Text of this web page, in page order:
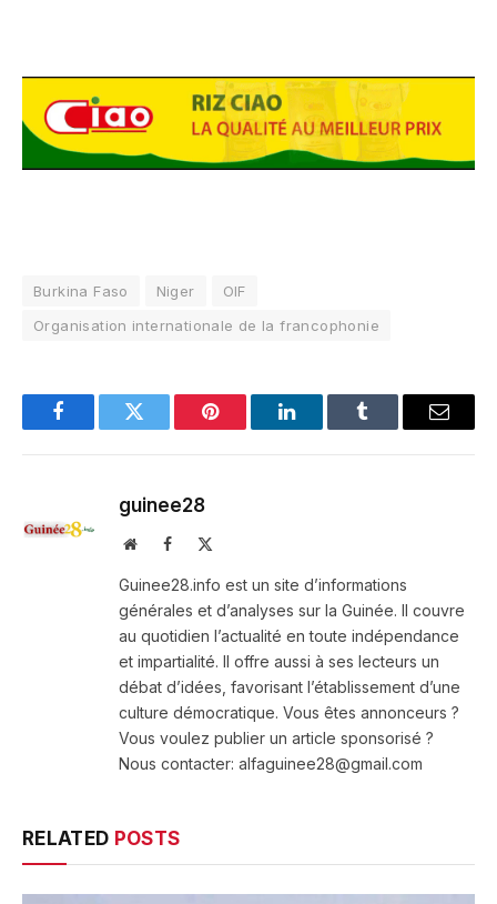
Burkina Faso Niger
OIF
Organisation internationale de la francophonie
FacebookTwitter Pinterest LinkedInTumblr Email
guinee28
WebsiteFacebook
Guinee28.info est un site d’informations
générales et d’analyses sur la Guinée. Il couvre
au quotidien l’actualité en toute indépendance
et impartialité. Il offre aussi à ses lecteurs un
débat d’idées, favorisant l’établissement d’une
culture démocratique. Vous êtes annonceurs ?
Vous voulez publier un article sponsorisé ?
Nous contacter: alfaguinee28@gmail.com
RELATED POSTS